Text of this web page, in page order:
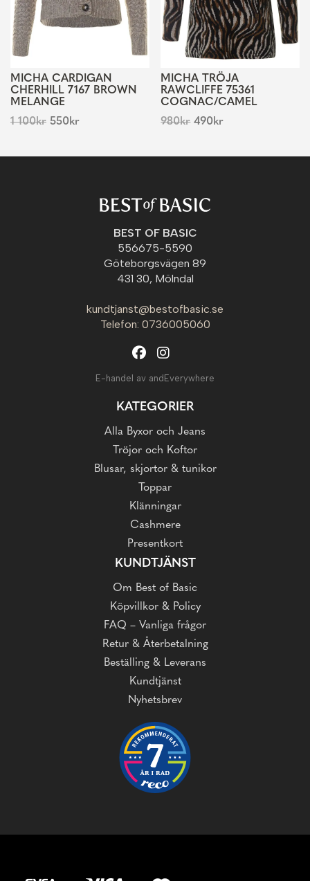
MICHA CARDIGAN
CHERHILL 7167 BROWN
MELANGE
1 100kr 550kr
MICHA TRÖJA
RAWCLIFFE 75361
COGNAC/CAMEL
980kr 490kr
BEST OF BASIC
556675-5590
Göteborgsvägen 89
431 30, Mölndal
kundtjanst@bestofbasic.se
Telefon: 0736005060
E-handel av andEverywhere
KATEGORIER
Alla Byxor och Jeans
Tröjor och Koftor
Blusar, skjortor & tunikor
Toppar
Klänningar
Cashmere
Presentkort
KUNDTJÄNST
Om Best of Basic
Köpvillkor & Policy
FAQ – Vanliga frågor
Retur & Återbetalning
Beställing & Leverans
Kundtjänst
Nyhetsbrev